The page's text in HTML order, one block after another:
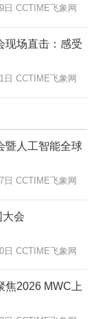
日 CCTIME飞象网
现场直击：感受
日 CCTIME飞象网
暨人工智能全球
日 CCTIME飞象网
大会
日 CCTIME飞象网